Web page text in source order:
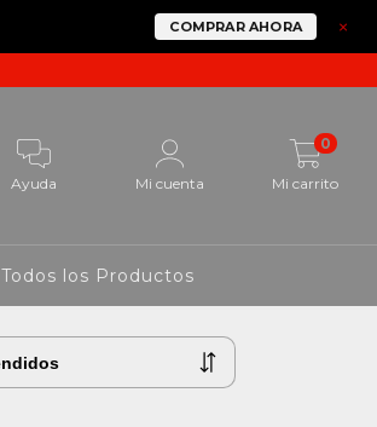
×
COMPRAR AHORA
Ayuda Mi cuenta Mi carrito
0
Todos los Productos